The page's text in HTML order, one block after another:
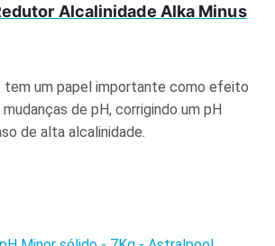
Alcalinidade Alka Minus
tem um papel importante como efeito
de pH, corrigindo um pH
de alta alcalinidade.